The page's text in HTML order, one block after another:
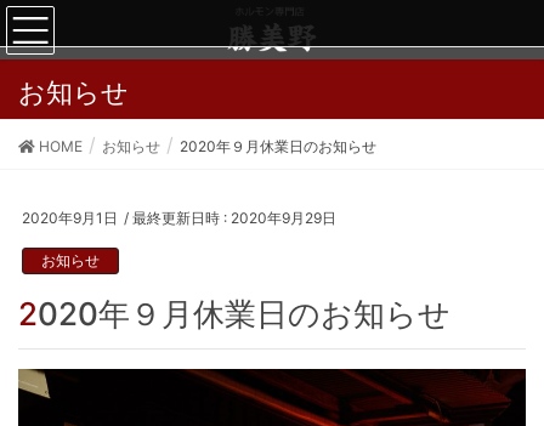
お知らせ
HOME お知らせ 2020年９月休業日のお知らせ
2020年9月1日 / 最終更新日時 : 2020年9月29日
お知らせ
2020年９月休業日のお知らせ